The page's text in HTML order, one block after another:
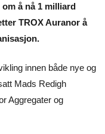
å nå 1 milliard
TROX Auranor å
innen både nye og
Mads Redigh
Aggregater og